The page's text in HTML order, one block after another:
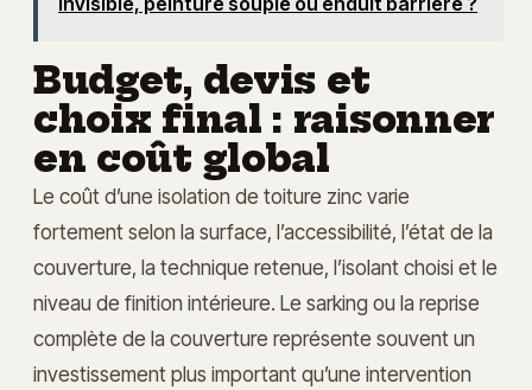
Budget, devis et
choix final : raisonner
en coût global
Le coût d’une isolation de toiture zinc varie
fortement selon la surface, l’accessibilité, l’état de la
couverture, la technique retenue, l’isolant choisi et le
niveau de finition intérieure. Le sarking ou la reprise
complète de la couverture représente souvent un
investissement plus important qu’une intervention